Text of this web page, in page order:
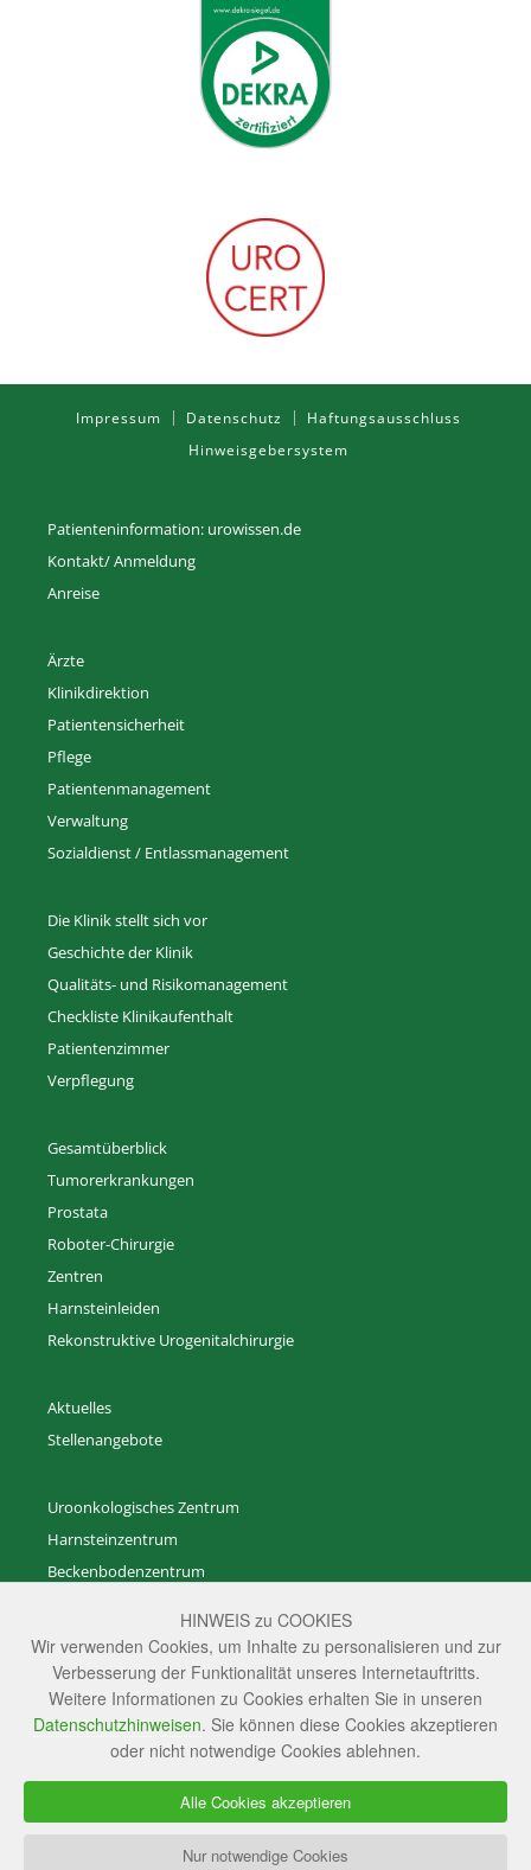
HINWEIS zu COOKIES
Wir verwenden Cookies, um Inhalte zu personalisieren und zur
Verbesserung der Funktionalität unseres Internetauftritts.
Weitere Informationen zu Cookies erhalten Sie in unseren
Datenschutzhinweisen. Sie können diese Cookies akzeptieren
oder nicht notwendige Cookies ablehnen.
Alle Cookies akzeptieren
Nur notwendige Cookies
Impressum Datenschutz
Haftungsausschluss
Hinweisgebersystem
Patienteninformation: urowissen.de
Kontakt/ Anmeldung
Anreise
Ärzte
Klinikdirektion
Patientensicherheit
Pflege
Patientenmanagement
Verwaltung
Sozialdienst / Entlassmanagement
Die Klinik stellt sich vor
Geschichte der Klinik
Qualitäts- und Risikomanagement
Checkliste Klinikaufenthalt
Patientenzimmer
Verpflegung
Gesamtüberblick
Tumorerkrankungen
Prostata
Roboter-Chirurgie
Zentren
Harnsteinleiden
Rekonstruktive Urogenitalchirurgie
Aktuelles
Stellenangebote
Uroonkologisches Zentrum
Harnsteinzentrum
Beckenbodenzentrum
Zentrum für gutartige Prostataerkrankungen
Zentrum für Andrologie
Transgenderzentrum
Anästhesie und Intensivmedizin
Radiologie
Ambulante Versorgungs­zentren
Studienzentrale